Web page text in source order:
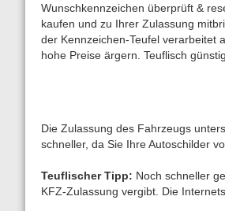
Wunschkennzeichen überprüft &
kaufen und zu Ihrer Zulassung
der Kennzeichen-Teufel verarbeitet
hohe Preise ärgern. Teuflisch
Die Zulassung des Fahrzeugs
schneller, da Sie Ihre Autoschilder
Teuflischer Tipp: Noch schneller
KFZ-Zulassung vergibt. Die